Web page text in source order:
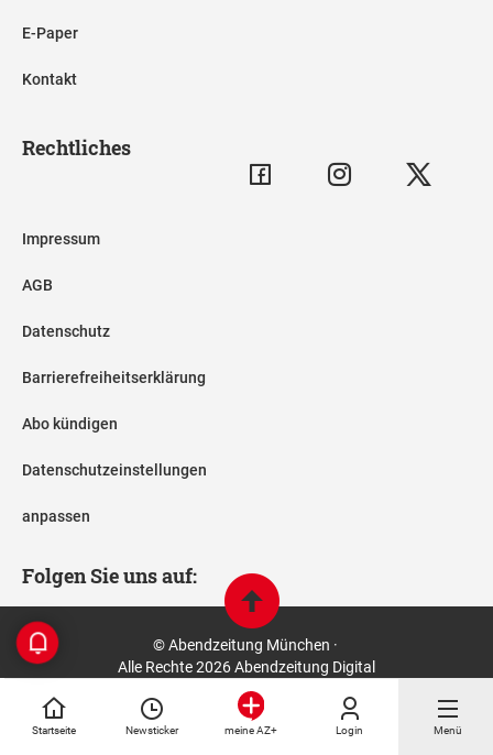
Startseite Newsticker meine AZ+ Login Menü
E-Paper
Kontakt
Rechtliches
Impressum
AGB
Datenschutz
Barrierefreiheitserklärung
Abo kündigen
Datenschutzeinstellungen
anpassen
Folgen Sie uns auf:
© Abendzeitung München ·
Alle Rechte 2026 Abendzeitung Digital